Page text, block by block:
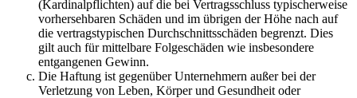
(Kardinalpflichten) auf die bei Vertragsschluss typischerweise
vorhersehbaren Schäden und im übrigen der Höhe nach auf
die vertragstypischen Durchschnittsschäden begrenzt. Dies
gilt auch für mittelbare Folgeschäden wie insbesondere
entgangenen Gewinn.
Die Haftung ist gegenüber Unternehmern außer bei der
Verletzung von Leben, Körper und Gesundheit oder